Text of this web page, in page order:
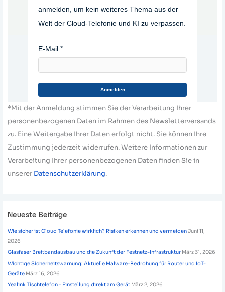
anmelden, um kein weiteres Thema aus der
Welt der Cloud-Telefonie und KI zu verpassen.
E-Mail
Anmelden
*Mit der Anmeldung stimmen Sie der Verarbeitung Ihrer
personenbezogenen Daten im Rahmen des Newsletterversands
zu. Eine Weitergabe Ihrer Daten erfolgt nicht. Sie können Ihre
Zustimmung jederzeit widerrufen. Weitere Informationen zur
Verarbeitung Ihrer personenbezogenen Daten finden Sie in
unserer Datenschutzerklärung.
Neueste Beiträge
Wie sicher ist Cloud Telefonie wirklich? Risiken erkennen und vermeidenJuni 11,
2026
Glasfaser Breitbandausbau und die Zukunft der Festnetz-Infrastruktur März 31, 2026
Wichtige Sicherheitswarnung: Aktuelle Malware-Bedrohung für Router und IoT-
Geräte März 16, 2026
Yealink Tischtelefon – Einstellung direkt am Gerät März 2, 2026